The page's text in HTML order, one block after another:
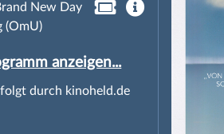
New Day
(OmU)
anzeigen...
durch kinoheld.de